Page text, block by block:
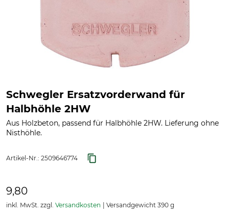
Schwegler Ersatzvorderwand für
Halbhöhle 2HW
Aus Holzbeton, passend für Halbhöhle 2HW. Lieferung ohne
Nisthöhle.
Artikel-Nr.: 2509646774
9,80
inkl. MwSt. zzgl. Versandkosten Versandgewicht 390 g